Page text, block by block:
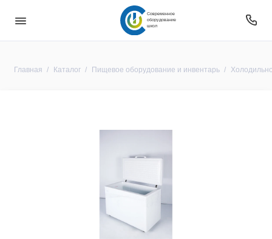
Современное
оборудование
школ
Главная Каталог Пищевое оборудование и инвентарь